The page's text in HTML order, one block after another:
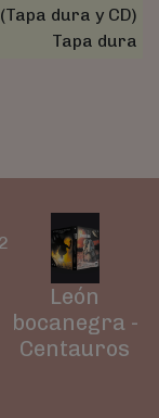
dura y CD)
Tapa dura
León
bocanegra -
Centauros